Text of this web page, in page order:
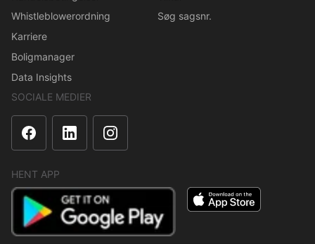
Whistleblowerordning
Karriere
Boligmanager
Data Insights
Søg sagsnr.
SOCIALE MEDIER
HENT APP